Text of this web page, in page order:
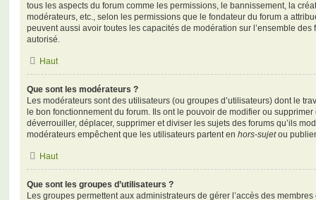
tous les aspects du forum comme les permissions, le bannissement, la
modérateurs, etc., selon les permissions que le fondateur du forum a
peuvent aussi avoir toutes les capacités de modération sur l’ensemble
autorisé.
Haut
Que sont les modérateurs ?
Les modérateurs sont des utilisateurs (ou groupes d’utilisateurs) dont le
le bon fonctionnement du forum. Ils ont le pouvoir de modifier ou
déverrouiller, déplacer, supprimer et diviser les sujets des forums qu’ils
modérateurs empêchent que les utilisateurs partent en hors-sujetou
Haut
Que sont les groupes d’utilisateurs ?
Les groupes permettent aux administrateurs de gérer l’accès des